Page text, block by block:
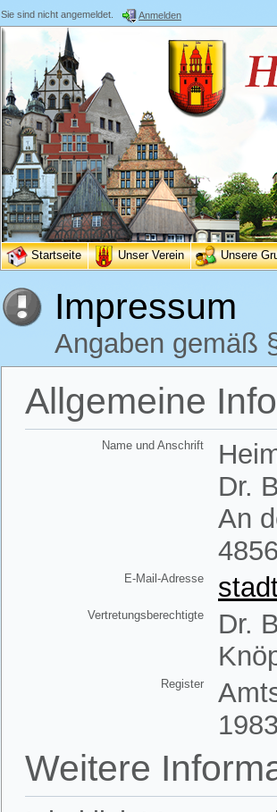
Sie sind nicht angemeldet. Anmelden
Startseite Unser Verein Unsere
Impressum
Angaben gemäß
Allgemeine
Name und Anschrift
Dr.
An
E-Mail-Adresse
Vertretungsberechtigte
Dr.
Register
1983
Weitere